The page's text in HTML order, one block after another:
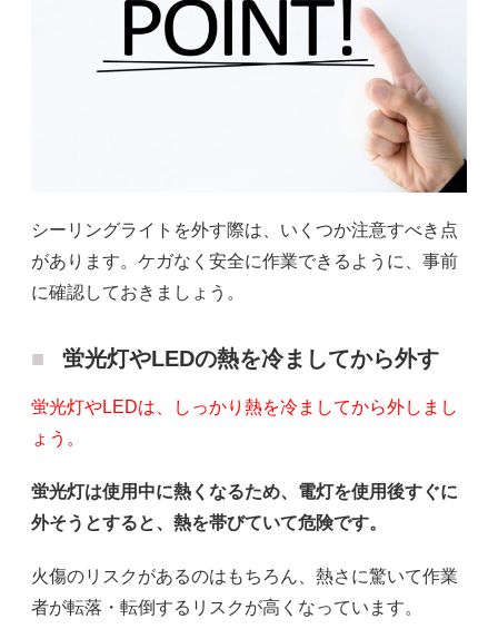
シーリングライトを外す際は、いくつか注意すべき点
があります。ケガなく安全に作業できるように、事前
に確認しておきましょう。
蛍光灯やLEDの熱を冷ましてから外す
蛍光灯やLEDは、しっかり熱を冷ましてから外しまし
ょう。
蛍光灯は使用中に熱くなるため、電灯を使用後すぐに
外そうとすると、熱を帯びていて危険です。
火傷のリスクがあるのはもちろん、熱さに驚いて作業
者が転落・転倒するリスクが高くなっています。